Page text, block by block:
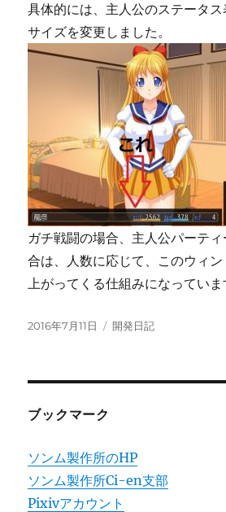
具体的には、主人公のステータ
サイズを変更しました。
ガチ戦闘の場合、主人公パーテ
合は、人数に応じて、このウィン
上がってくる仕組みになっていま
投
2016年7月11日
カ
開発日記
ブックマーク
ソンム製作所のHP
ソンム製作所Ci-en支部
Pixivアカウント